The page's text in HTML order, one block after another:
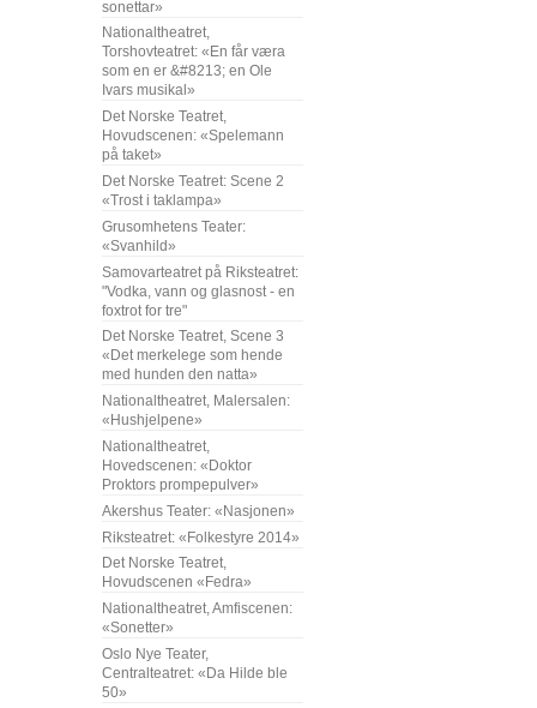
sonettar»
Nationaltheatret,
Torshovteatret: «En får væra
som en er &#8213; en Ole
Ivars musikal»
Det Norske Teatret,
Hovudscenen: «Spelemann
på taket»
Det Norske Teatret: Scene 2
«Trost i taklampa»
Grusomhetens Teater:
«Svanhild»
Samovarteatret på Riksteatret:
"Vodka, vann og glasnost - en
foxtrot for tre"
Det Norske Teatret, Scene 3
«Det merkelege som hende
med hunden den natta»
Nationaltheatret, Malersalen:
«Hushjelpene»
Nationaltheatret,
Hovedscenen: «Doktor
Proktors prompepulver»
Akershus Teater: «Nasjonen»
Riksteatret: «Folkestyre 2014»
Det Norske Teatret,
Hovudscenen «Fedra»
Nationaltheatret, Amfiscenen:
«Sonetter»
Oslo Nye Teater,
Centralteatret: «Da Hilde ble
50»